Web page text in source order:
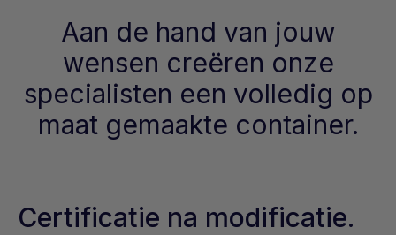
Aan de hand van jouw
wensen creëren onze
specialisten een volledig op
maat gemaakte container.
Certificatie na modificatie.